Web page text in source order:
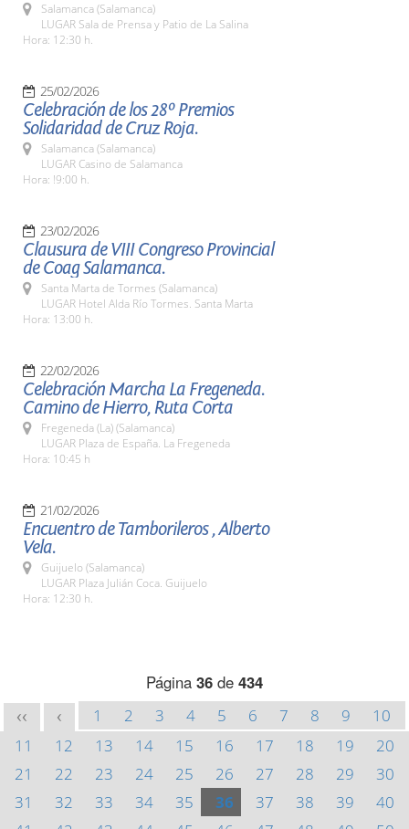
Salamanca (Salamanca)
LUGAR Sala de Prensa y Patio de La Salina
Hora: 12:30 h.
25/02/2026
Celebración de los 28º Premios
Solidaridad de Cruz Roja.
Salamanca (Salamanca)
LUGAR Casino de Salamanca
Hora: !9:00 h.
23/02/2026
Clausura de VIII Congreso Provincial
de Coag Salamanca.
Santa Marta de Tormes (Salamanca)
LUGAR Hotel Alda Río Tormes. Santa Marta
Hora: 13:00 h.
22/02/2026
Celebración Marcha La Fregeneda.
Camino de Hierro, Ruta Corta
Fregeneda (La) (Salamanca)
LUGAR Plaza de España. La Fregeneda
Hora: 10:45 h
21/02/2026
Encuentro de Tamborileros , Alberto
Vela.
Guijuelo (Salamanca)
LUGAR Plaza Julián Coca. Guijuelo
Hora: 12:30 h.
Página 36 de 434
<< < 1 2 3 4 5 6 7 8 9
10
11
12 13 14 15 16 17 18 19
20
21
22 23 24 25 26 27 28 29
30
31
32 33 34 35 36 37 38 39
40